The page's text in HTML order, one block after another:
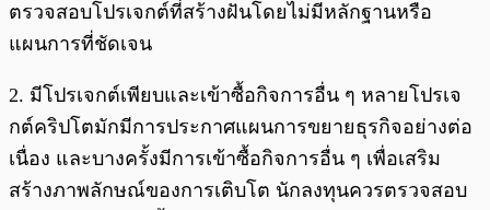
ตรวจสอบโปรเจกต์ที่สร้างฝันโดยไม่มีหลักฐานหรือ
แผนการที่ชัดเจน
2. มีโปรเจกต์เพียบและเข้าซื้อกิจการอื่น ๆ หลายโปรเจ
กต์คริปโตมักมีการประกาศแผนการขยายธุรกิจอย่างต่อ
เนื่อง และบางครั้งมีการเข้าซื้อกิจการอื่น ๆ เพื่อเสริม
สร้างภาพลักษณ์ของการเติบโต นักลงทุนควรตรวจสอบ